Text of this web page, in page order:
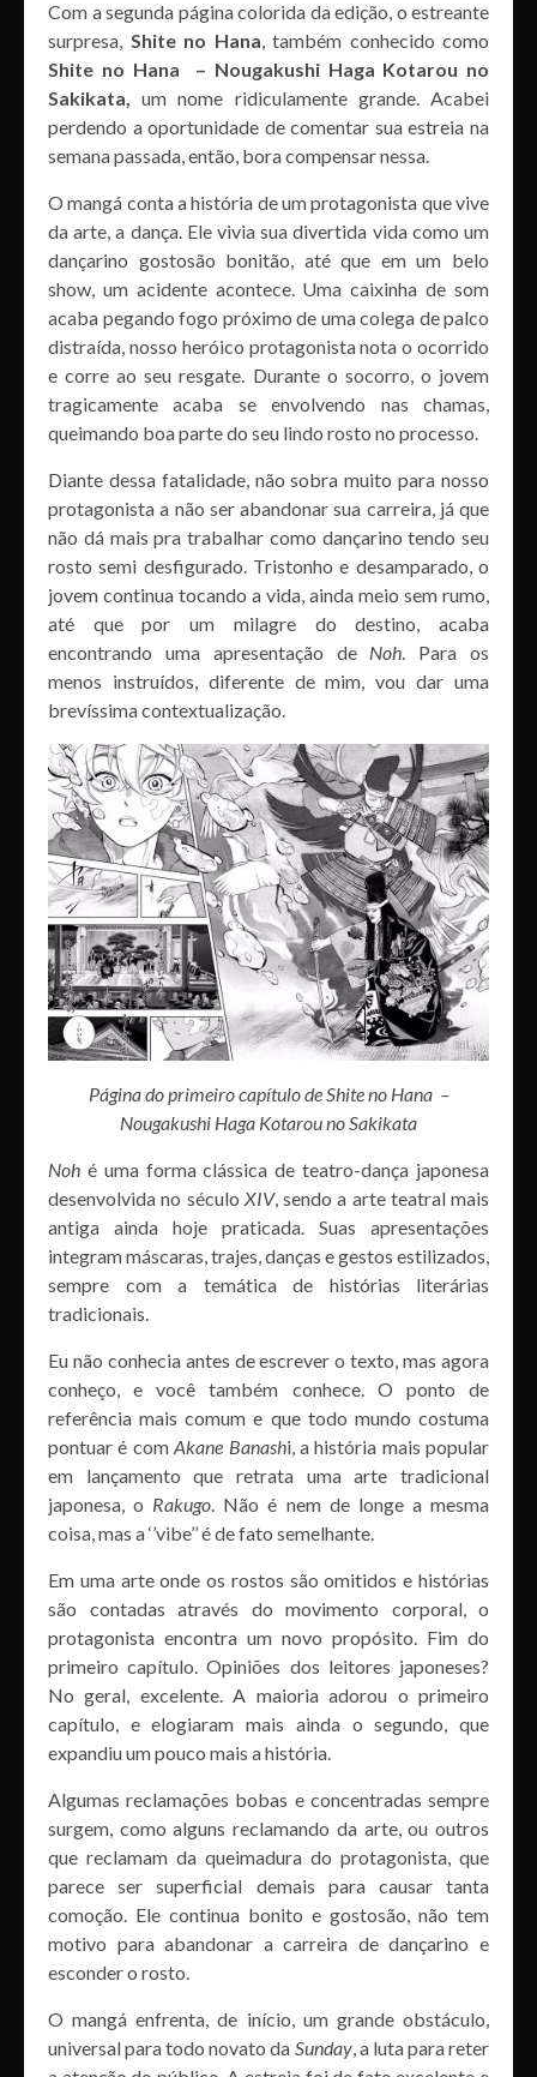
Com a segunda página colorida da edição, o estreante
surpresa, Shite no Hana , também conhecido como
Shite no Hana – Nougakushi Haga Kotarou no
Sakikata,um nome ridiculamente grande. Acabei
perdendo a oportunidade de comentar sua estreia na
semana passada, então, bora compensar nessa.
O mangá conta a história de um protagonista que vive
da arte, a dança. Ele vivia sua divertida vida como um
dançarino gostosão bonitão, até que em um belo
show, um acidente acontece. Uma caixinha de som
acaba pegando fogo próximo de uma colega de palco
distraída, nosso heróico protagonista nota o ocorrido
e corre ao seu resgate. Durante o socorro, o jovem
tragicamente acaba se envolvendo nas chamas,
queimando boa parte do seu lindo rosto no processo.
Diante dessa fatalidade, não sobra muito para nosso
protagonista a não ser abandonar sua carreira, já que
não dá mais pra trabalhar como dançarino tendo seu
rosto semi desfigurado. Tristonho e desamparado, o
jovem continua tocando a vida, ainda meio sem rumo,
até que por um milagre do destino, acaba
encontrando uma apresentação de Noh . Para os
menos instruídos, diferente de mim, vou dar uma
brevíssima contextualização.
Página do primeiro capítulo de Shite no Hana –
Nougakushi Haga Kotarou no Sakikata
Noh é uma forma clássica de teatro-dança japonesa
desenvolvida no século XIV, sendo a arte teatral mais
antiga ainda hoje praticada. Suas apresentações
integram máscaras, trajes, danças e gestos estilizados,
sempre com a temática de histórias literárias
tradicionais.
Eu não conhecia antes de escrever o texto, mas agora
conheço, e você também conhece. O ponto de
referência mais comum e que todo mundo costuma
pontuar é comAkane Banashi, a história mais popular
em lançamento que retrata uma arte tradicional
japonesa, o Rakugo. Não é nem de longe a mesma
coisa, mas a ‘’vibe’’ é de fato semelhante.
Em uma arte onde os rostos são omitidos e histórias
são contadas através do movimento corporal, o
protagonista encontra um novo propósito. Fim do
primeiro capítulo. Opiniões dos leitores japoneses?
No geral, excelente. A maioria adorou o primeiro
capítulo, e elogiaram mais ainda o segundo, que
expandiu um pouco mais a história.
Algumas reclamações bobas e concentradas sempre
surgem, como alguns reclamando da arte, ou outros
que reclamam da queimadura do protagonista, que
parece ser superficial demais para causar tanta
comoção. Ele continua bonito e gostosão, não tem
motivo para abandonar a carreira de dançarino e
esconder o rosto.
O mangá enfrenta, de início, um grande obstáculo,
universal para todo novato da Sunday, a luta para reter